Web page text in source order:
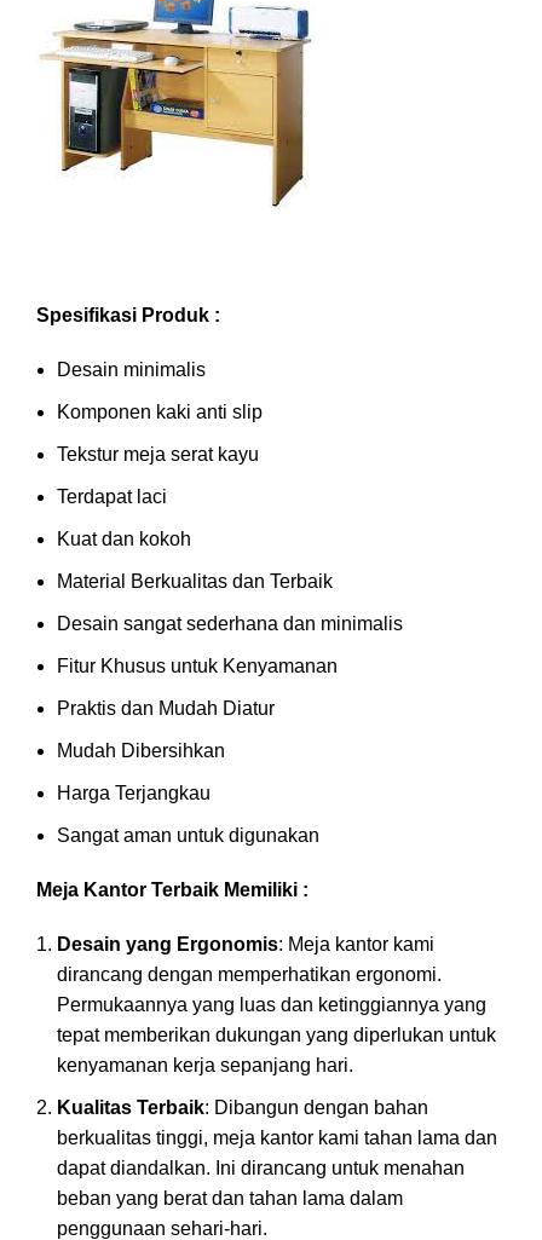
Spesifikasi Produk :
Desain minimalis
Komponen kaki anti slip
Tekstur meja serat kayu
Terdapat laci
Kuat dan kokoh
Material Berkualitas dan Terbaik
Desain sangat sederhana dan minimalis
Fitur Khusus untuk Kenyamanan
Praktis dan Mudah Diatur
Mudah Dibersihkan
Harga Terjangkau
Sangat aman untuk digunakan
Meja Kantor Terbaik Memiliki :
Desain yang Ergonomis: Meja kantor kami
dirancang dengan memperhatikan ergonomi.
Permukaannya yang luas dan ketinggiannya yang
tepat memberikan dukungan yang diperlukan untuk
kenyamanan kerja sepanjang hari.
Kualitas Terbaik: Dibangun dengan bahan
berkualitas tinggi, meja kantor kami tahan lama dan
dapat diandalkan. Ini dirancang untuk menahan
beban yang berat dan tahan lama dalam
penggunaan sehari-hari.